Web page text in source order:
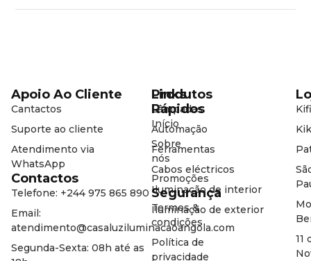
11
Produtos
Lâmpadas
Automação
Ferramentas
Cabos eléctricos
Iluminação de interior
Iluminação de exterior
Links
Rápidos
Início
Sobre
nós
Promoções
Segurança
Termos &
condições
Política de
privacidade
Apoio Ao Cliente
Cantactos
Suporte ao cliente
Atendimento via
WhatsApp
Contactos
Telefone: +244 975 865 890
Email:
atendimento@casaluziluminacaoangola.com
Segunda-Sexta: 08h até as